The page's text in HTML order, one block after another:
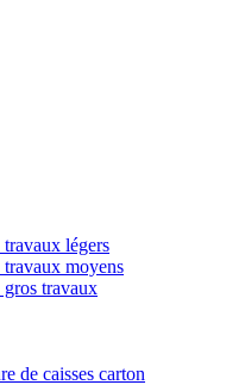
légers
travaux moyens
gros travaux
de caisses carton